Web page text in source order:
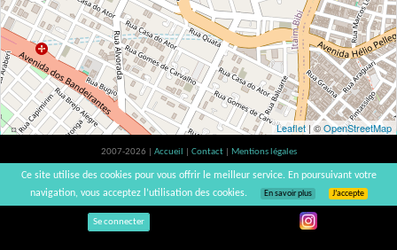
Leaflet| ©OpenStreetMap
2007-2026 | Accueil Contact
Mentions légales
L'abus d'alcool est dangereux pour la santé, à consommer avec modération. |
vinsnaturels | v3.12
Se connecter
Ce site utilise des cookies pour vous offrir le meilleur service. En poursuivant votre
navigation, vous acceptez l’utilisation des cookies.
En savoir plus J’accepte